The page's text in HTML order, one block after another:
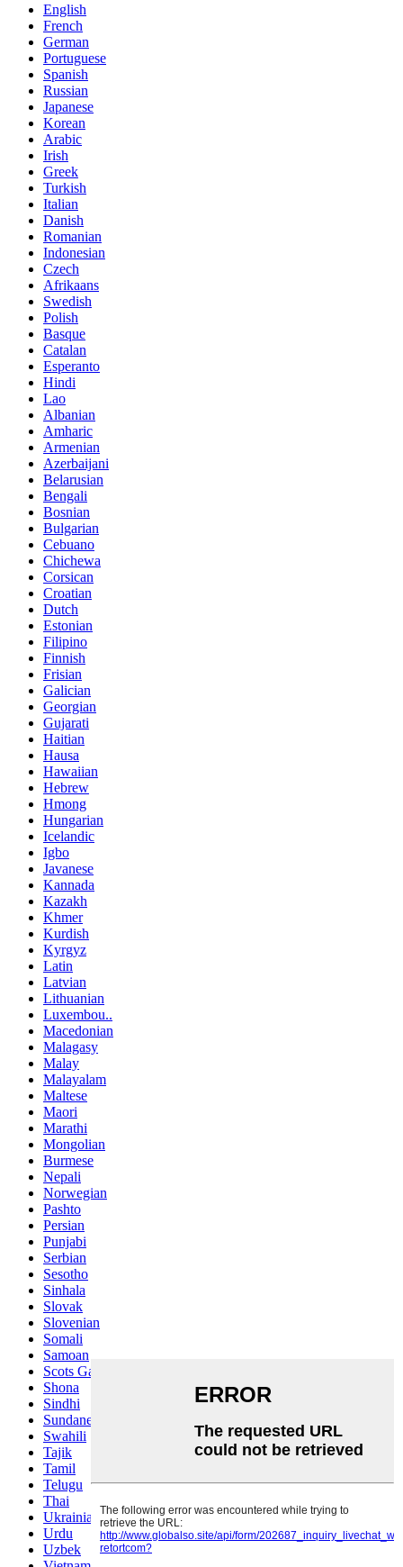
English
French
German
Portuguese
Spanish
Russian
Japanese
Korean
Arabic
Irish
Greek
Turkish
Italian
Danish
Romanian
Indonesian
Czech
Afrikaans
Swedish
Polish
Basque
Catalan
Esperanto
Hindi
Lao
Albanian
Amharic
Armenian
Azerbaijani
Belarusian
Bengali
Bosnian
Bulgarian
Cebuano
Chichewa
Corsican
Croatian
Dutch
Estonian
Filipino
Finnish
Frisian
Galician
Georgian
Gujarati
Haitian
Hausa
Hawaiian
Hebrew
Hmong
Hungarian
Icelandic
Igbo
Javanese
Kannada
Kazakh
Khmer
Kurdish
Kyrgyz
Latin
Latvian
Lithuanian
Luxembou..
Macedonian
Malagasy
Malay
Malayalam
Maltese
Maori
Marathi
Mongolian
Burmese
Nepali
Norwegian
Pashto
Persian
Punjabi
Serbian
Sesotho
Sinhala
Slovak
Slovenian
Somali
Samoan
Scots Gaelic
Shona
Sindhi
Sundanese
Swahili
Tajik
Tamil
Telugu
Thai
Ukrainian
Urdu
Uzbek